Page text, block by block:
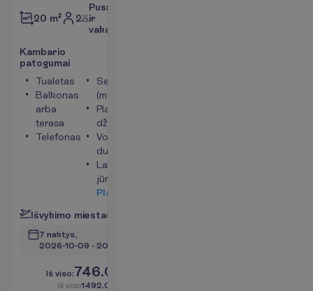
20 m² 2
Pusryčiai
ir
vakarienė
Kambario
patogumai
Tualetas
Balkonas
arba
terasa
Telefonas
Seifas
(mokama)
Plaukų
džiovintuvas
Vonia arba
dušas
Langai į
jūros pusę
Pla
Išvykimo miestas
7 naktys,
2026-10-09 - 2026-10-16
Iš viso:746.00
Iš viso1492.00